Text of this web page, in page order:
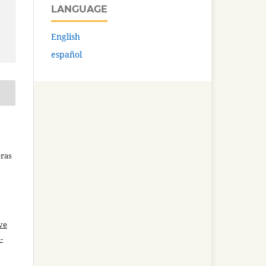
LANGUAGE
English
español